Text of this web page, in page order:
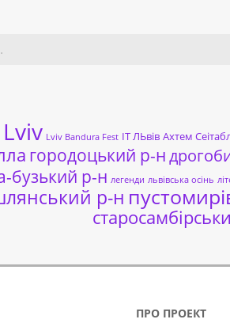
Lviv Bandura Fest ІТ ЛЬвів Ахтем
городоцький р-н
бузький р-н легенди львівська осінь
р-н
ПРО ПРОЕКТ